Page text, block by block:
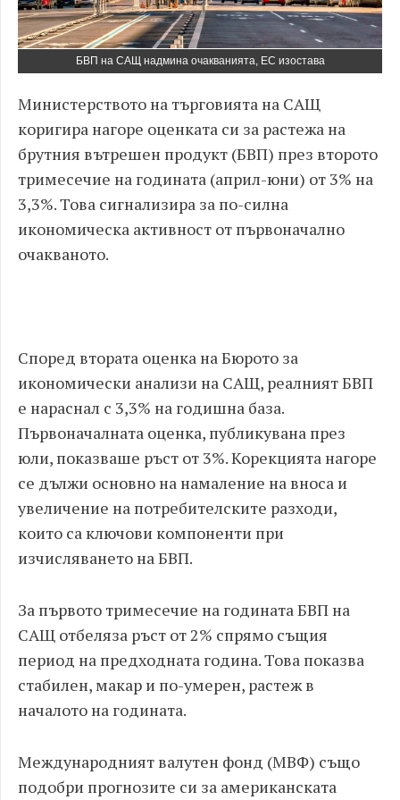
БВП на САЩ надмина очакванията, ЕС изостава
Министерството на търговията на САЩ
коригира нагоре оценката си за растежа на
брутния вътрешен продукт (БВП) през второто
тримесечие на годината (април-юни) от 3% на
3,3%. Това сигнализира за по-силна
икономическа активност от първоначално
очакваното.
Според втората оценка на Бюрото за
икономически анализи на САЩ, реалният БВП
е нараснал с 3,3% на годишна база.
Първоначалната оценка, публикувана през
юли, показваше ръст от 3%. Корекцията нагоре
се дължи основно на намаление на вноса и
увеличение на потребителските разходи,
които са ключови компоненти при
изчисляването на БВП.
За първото тримесечие на годината БВП на
САЩ отбеляза ръст от 2% спрямо същия
период на предходната година. Това показва
стабилен, макар и по-умерен, растеж в
началото на годината.
Международният валутен фонд (МВФ) също
подобри прогнозите си за американската